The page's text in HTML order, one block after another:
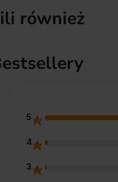
również
5
4
3